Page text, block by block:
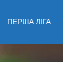
ПЕРША ЛІГА